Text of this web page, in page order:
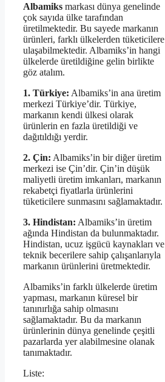
Albamiks markası dünya genelinde
çok sayıda ülke tarafından
üretilmektedir. Bu sayede markanın
ürünleri, farklı ülkelerden tüketicilere
ulaşabilmektedir. Albamiks’in hangi
ülkelerde üretildiğine gelin birlikte
göz atalım.
1. Türkiye: Albamiks’in ana üretim
merkezi Türkiye’dir. Türkiye,
markanın kendi ülkesi olarak
ürünlerin en fazla üretildiği ve
dağıtıldığı yerdir.
2. Çin: Albamiks’in bir diğer üretim
merkezi ise Çin’dir. Çin’in düşük
maliyetli üretim imkanları, markanın
rekabetçi fiyatlarla ürünlerini
tüketicilere sunmasını sağlamaktadır.
3. Hindistan: Albamiks’in üretim
ağında Hindistan da bulunmaktadır.
Hindistan, ucuz işgücü kaynakları ve
teknik becerilere sahip çalışanlarıyla
markanın ürünlerini üretmektedir.
Albamiks’in farklı ülkelerde üretim
yapması, markanın küresel bir
tanınırlığa sahip olmasını
sağlamaktadır. Bu da markanın
ürünlerinin dünya genelinde çeşitli
pazarlarda yer alabilmesine olanak
tanımaktadır.
Liste: